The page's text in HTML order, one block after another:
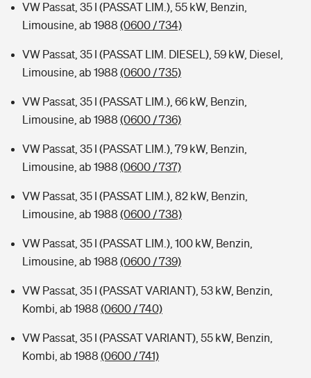
VW Passat, 35 I (PASSAT LIM.), 55 kW, Benzin,
Limousine, ab 1988 (0600 / 734)
VW Passat, 35 I (PASSAT LIM. DIESEL), 59 kW, Diesel,
Limousine, ab 1988 (0600 / 735)
VW Passat, 35 I (PASSAT LIM.), 66 kW, Benzin,
Limousine, ab 1988 (0600 / 736)
VW Passat, 35 I (PASSAT LIM.), 79 kW, Benzin,
Limousine, ab 1988 (0600 / 737)
VW Passat, 35 I (PASSAT LIM.), 82 kW, Benzin,
Limousine, ab 1988 (0600 / 738)
VW Passat, 35 I (PASSAT LIM.), 100 kW, Benzin,
Limousine, ab 1988 (0600 / 739)
VW Passat, 35 I (PASSAT VARIANT), 53 kW, Benzin,
Kombi, ab 1988 (0600 / 740)
VW Passat, 35 I (PASSAT VARIANT), 55 kW, Benzin,
Kombi, ab 1988 (0600 / 741)